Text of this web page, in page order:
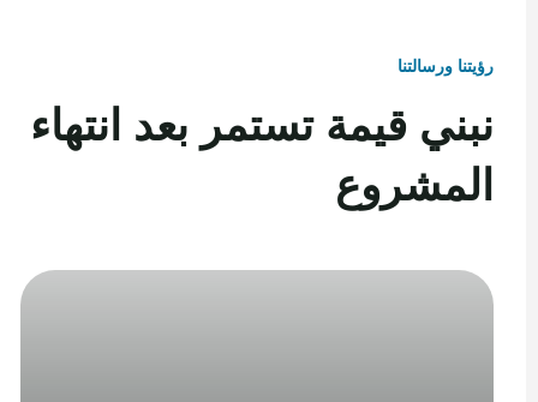
رؤيتنا ورسالتنا
نبني قيمة تستمر بعد انتهاء
المشروع